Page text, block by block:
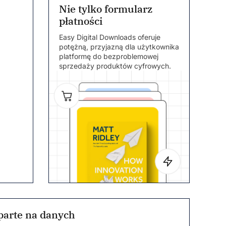
Nie tylko formularz
płatności
Easy Digital Downloads oferuje
potężną, przyjazną dla użytkownika
platformę do bezproblemowej
sprzedaży produktów cyfrowych.
na danych